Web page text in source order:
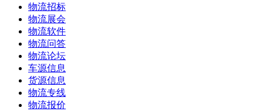
物流招标
物流展会
物流软件
物流问答
物流论坛
车源信息
货源信息
物流专线
物流报价